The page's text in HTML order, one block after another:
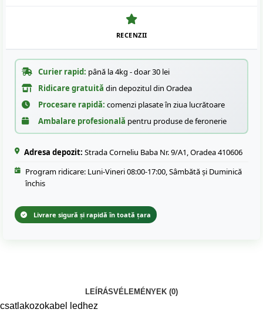
RECENZII
Curier rapid: până la 4kg - doar 30 lei
Ridicare gratuită din depozitul din Oradea
Procesare rapidă: comenzi plasate în ziua lucrătoare
Ambalare profesională pentru produse de feronerie
Adresa depozit: Strada Corneliu Baba Nr. 9/A1, Oradea 410606
Program ridicare: Luni-Vineri 08:00-17:00, Sâmbătă și Duminică
închis
Livrare sigură și rapidă în toată țara
LEÍRÁSVÉLEMÉNYEK (0)
csatlakozokabel ledhez